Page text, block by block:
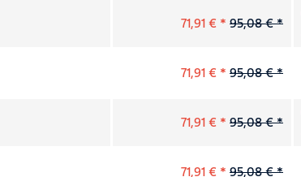
71,91 € * 95,08 € *
71,91 € * 95,08 € *
71,91 € * 95,08 € *
71,91 € * 95,08 € *